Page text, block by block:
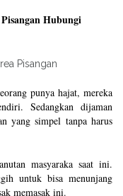
Hubungi
punya hajat, mereka
Sedangkan dijaman
yang simpel tanpa harus
masyaraka saat ini.
untuk bisa menunjang
memasak ini.